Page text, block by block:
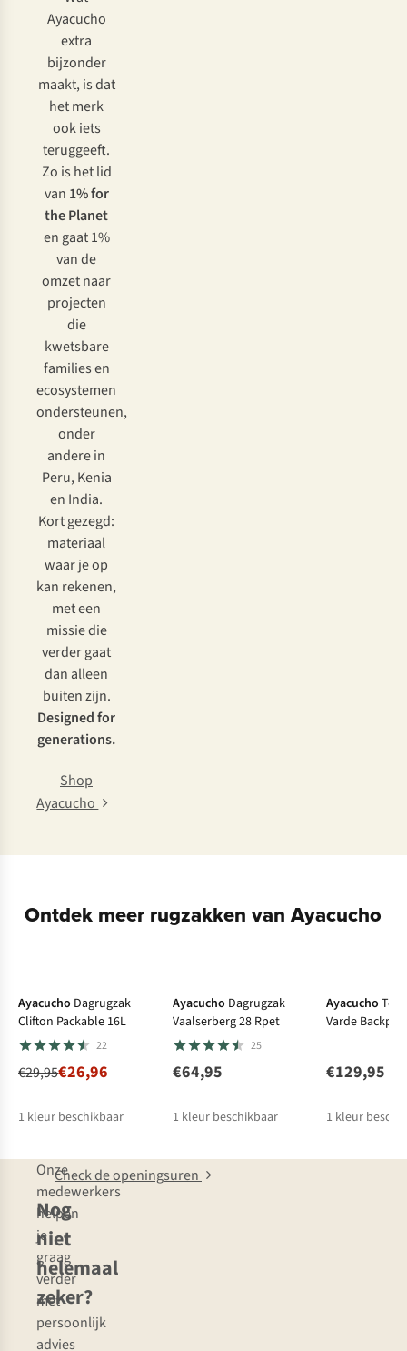
Ayacucho
extra
bijzonder
maakt, is dat
het merk
ook iets
teruggeeft.
Zo is het lid
van 1% for
the Planet
en gaat 1%
van de
omzet naar
projecten
die
kwetsbare
families en
ecosystemen
ondersteunen,
onder
andere in
Peru, Kenia
en India.
Kort gezegd:
materiaal
waar je op
kan rekenen,
met een
missie die
verder gaat
dan alleen
buiten zijn.
Designed for
generations.
Shop
Ayacucho
Ontdek meer rugzakken van Ayacucho
Ayacucho Dagrugzak
Clifton Packable 16L
22
€29,95€26,96
1 kleur beschikbaar
Ayacucho Dagrugzak
Vaalserberg 28 Rpet
25
€64,95
1 kleur beschikbaar
Ayacucho
Varde
€129,95
1 kleur
Nog
niet
helemaal
zeker?
Onze
medewerkers
helpen
je
graag
verder
met
persoonlijk
advies
Check de openingsuren